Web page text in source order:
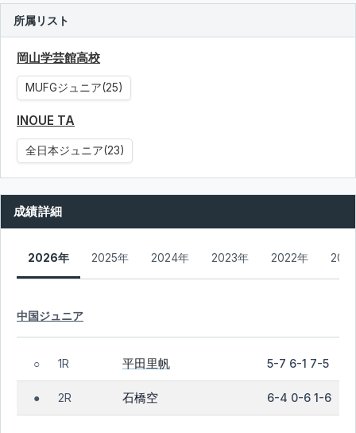
所属リスト
岡山学芸館高校
MUFGジュニア(25)
INOUE TA
全日本ジュニア(23)
成績詳細
2026年 2025年 2024年 2023年 2022年
中国ジュニア
○ 1R 平田里帆 5-7 6-1 7-5
● 2R 石橋空 6-4 0-6 1-6